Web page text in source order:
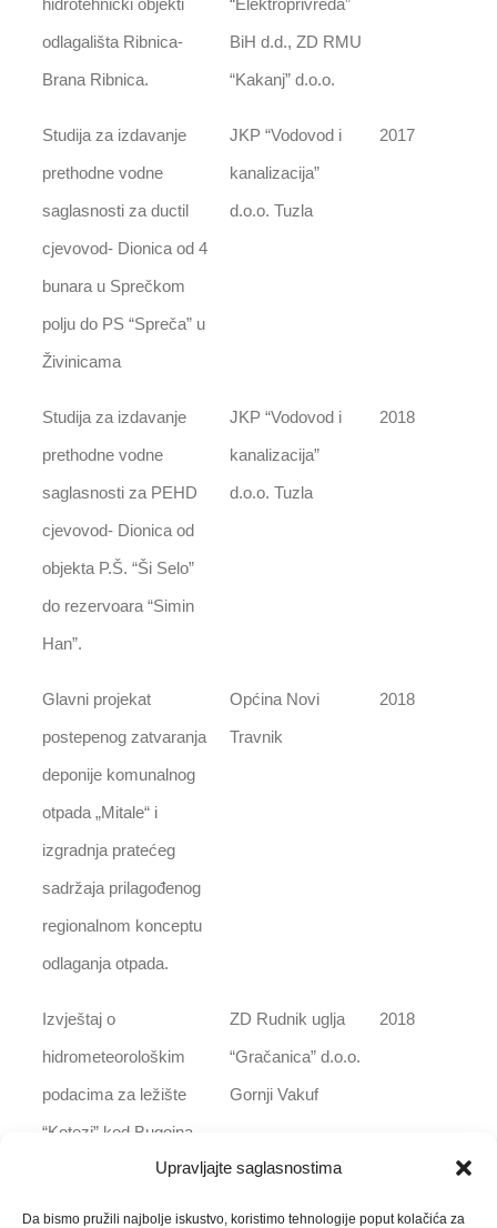
Upravljajte saglasnostima
Da bismo pružili najbolje iskustvo, koristimo tehnologije poput kolačića za
odlagališta Ribnica-
Brana Ribnica.
BiH d.d., ZD RMU
“Kakanj” d.o.o.
Studija za izdavanje
prethodne vodne
saglasnosti za ductil
cjevovod- Dionica od 4
bunara u Sprečkom
polju do PS “Spreča” u
Živinicama
JKP “Vodovod i
kanalizacija”
d.o.o. Tuzla
2017
Studija za izdavanje
prethodne vodne
saglasnosti za PEHD
cjevovod- Dionica od
objekta P.Š. “Ši Selo”
do rezervoara “Simin
Han”.
JKP “Vodovod i
kanalizacija”
d.o.o. Tuzla
2018
Glavni projekat
postepenog zatvaranja
deponije komunalnog
otpada „Mitale“ i
izgradnja pratećeg
sadržaja prilagođenog
regionalnom konceptu
odlaganja otpada.
Općina Novi
Travnik
2018
Izvještaj o
hidrometeorološkim
podacima za ležište
“Kotezi” kod Bugojna
za period 2002-2016.
ZD Rudnik uglja
“Gračanica” d.o.o.
Gornji Vakuf
2018